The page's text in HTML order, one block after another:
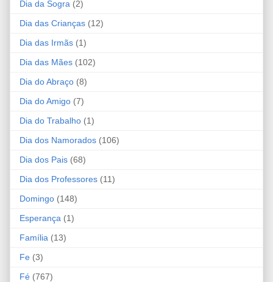
Dia da Sogra (2)
Dia das Crianças (12)
Dia das Irmãs (1)
Dia das Mães (102)
Dia do Abraço (8)
Dia do Amigo (7)
Dia do Trabalho (1)
Dia dos Namorados (106)
Dia dos Pais (68)
Dia dos Professores (11)
Domingo (148)
Esperança (1)
Família (13)
Fe (3)
Fé (767)